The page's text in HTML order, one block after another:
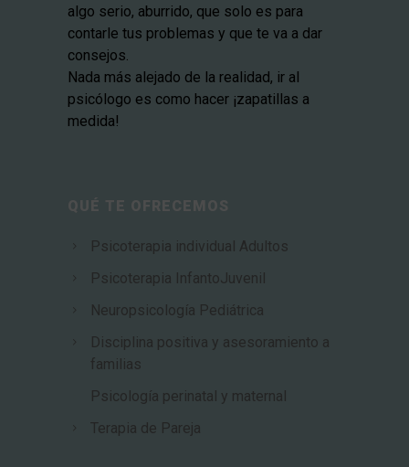
algo serio, aburrido, que solo es para
contarle tus problemas y que te va a dar
consejos.
Nada más alejado de la realidad, ir al
psicólogo es como hacer ¡zapatillas a
medida!
QUÉ TE OFRECEMOS
Psicoterapia individual Adultos
Psicoterapia InfantoJuvenil
Neuropsicología Pediátrica
Disciplina positiva y asesoramiento a
familias
Psicología perinatal y maternal
Terapia de Pareja